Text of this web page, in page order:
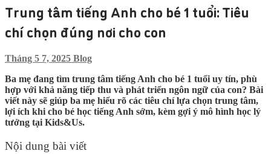
Trung tâm tiếng Anh cho bé 1 tuổi: Tiêu
chí chọn đúng nơi cho con
Tháng 5 7, 2025 Blog
Ba mẹ đang tìm trung tâm tiếng Anh cho bé 1 tuổi uy tín, phù
hợp với khả năng tiếp thu và phát triển ngôn ngữ của con? Bài
viết này sẽ giúp ba mẹ hiểu rõ các tiêu chí lựa chọn trung tâm,
lợi ích khi cho bé học tiếng Anh sớm, kèm gợi ý mô hình học lý
tưởng tại Kids&Us.
Nội dung bài viết